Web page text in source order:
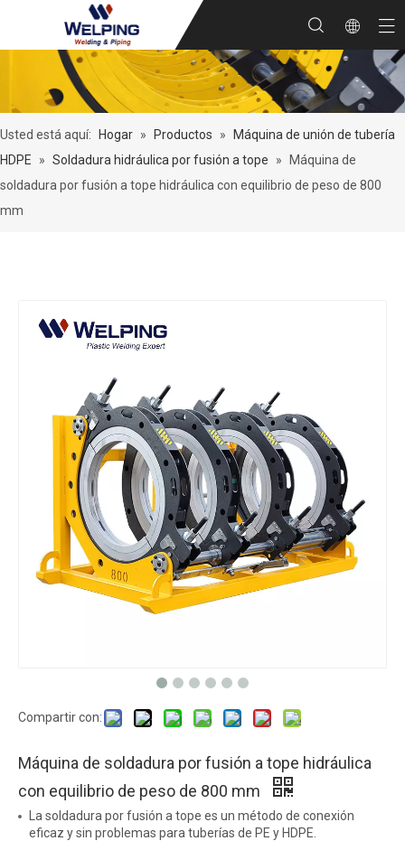
Usted está aquí: Hogar » Productos »
Máquina de unión de tubería
HDPE
» Soldadura hidráulica por fusión a tope »
Máquina de
soldadura por fusión a tope hidráulica con equilibrio de peso de 800
mm
Compartir con:
Máquina de soldadura por fusión a tope hidráulica
con equilibrio de peso de 800 mm
La soldadura por fusión a tope es un método de conexión
eficaz y sin problemas para tuberías de PE y HDPE.